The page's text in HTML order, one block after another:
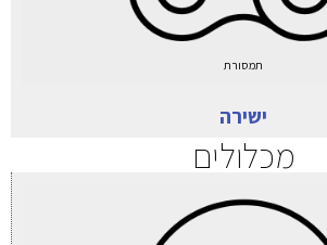
תמסורת
ישירה
מכלולים